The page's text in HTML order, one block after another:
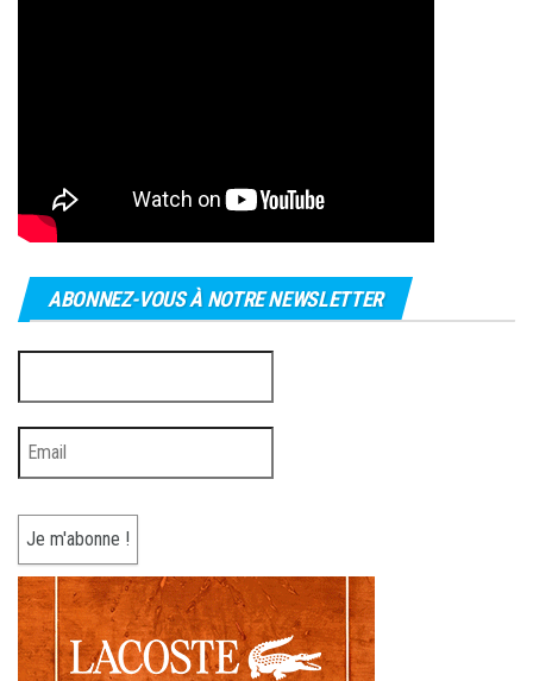
ABONNEZ-VOUS À NOTRE NEWSLETTER